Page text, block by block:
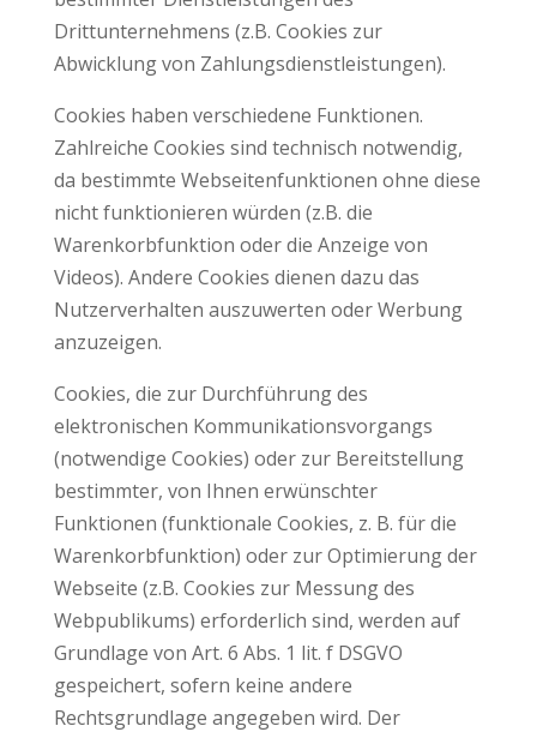
Drittunternehmens (z.B. Cookies zur
Abwicklung von Zahlungsdienstleistungen).
Cookies haben verschiedene Funktionen.
Zahlreiche Cookies sind technisch notwendig,
da bestimmte Webseitenfunktionen ohne diese
nicht funktionieren würden (z.B. die
Warenkorbfunktion oder die Anzeige von
Videos). Andere Cookies dienen dazu das
Nutzerverhalten auszuwerten oder Werbung
anzuzeigen.
Cookies, die zur Durchführung des
elektronischen Kommunikationsvorgangs
(notwendige Cookies) oder zur Bereitstellung
bestimmter, von Ihnen erwünschter
Funktionen (funktionale Cookies, z. B. für die
Warenkorbfunktion) oder zur Optimierung der
Webseite (z.B. Cookies zur Messung des
Webpublikums) erforderlich sind, werden auf
Grundlage von Art. 6 Abs. 1 lit. f DSGVO
gespeichert, sofern keine andere
Rechtsgrundlage angegeben wird. Der